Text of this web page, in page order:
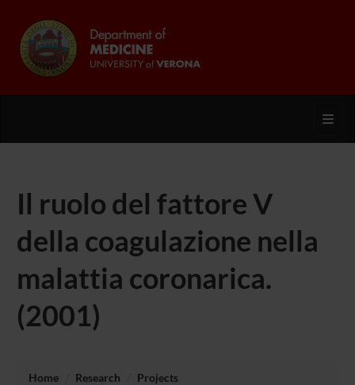
Il ruolo del fattore V
della coagulazione nella
malattia coronarica.
(2001)
Home Research
Projects